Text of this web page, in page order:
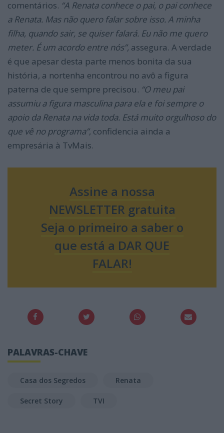
comentários. “A Renata conhece o pai, o pai conhece
a Renata. Mas não quero falar sobre isso. A minha
filha, quando sair, se quiser falará. Eu não me quero
meter. É um acordo entre nós”, assegura. A verdade
é que apesar desta parte menos bonita da sua
história, a nortenha encontrou no avô a figura
paterna de que sempre precisou. “O meu pai
assumiu a figura masculina para ela e foi sempre o
apoio da Renata na vida toda. Está muito orgulhoso do
que vê no programa”, confidencia ainda a
empresária à TvMais.
Assine a nossa
NEWSLETTER gratuita
Seja o primeiro a saber o
que está a DAR QUE
FALAR!
PALAVRAS-CHAVE
Casa dos Segredos Renata
Secret Story TVI